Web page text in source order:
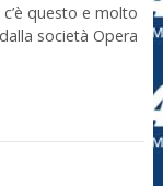
questo e molto
società Opera